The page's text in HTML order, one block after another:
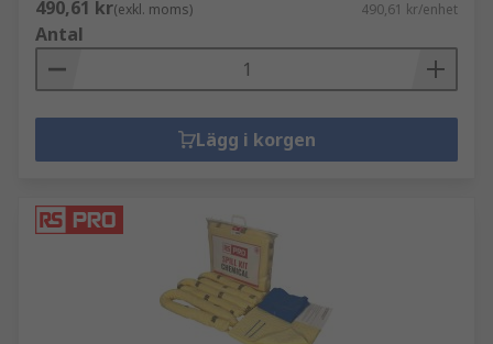
490,61 kr(exkl. moms) 490,61 kr/enhet
Antal
Lägg i korgen